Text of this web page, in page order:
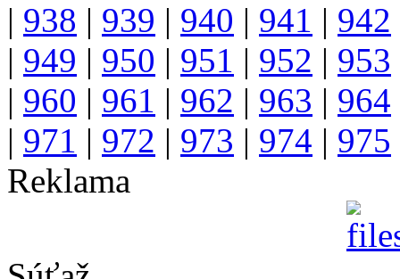
| 938 | 939 | 940 | 941 | 942
| 949 | 950 | 951 | 952 | 953
| 960 | 961 | 962 | 963 | 964
| 971 | 972 | 973 | 974 | 975
Reklama